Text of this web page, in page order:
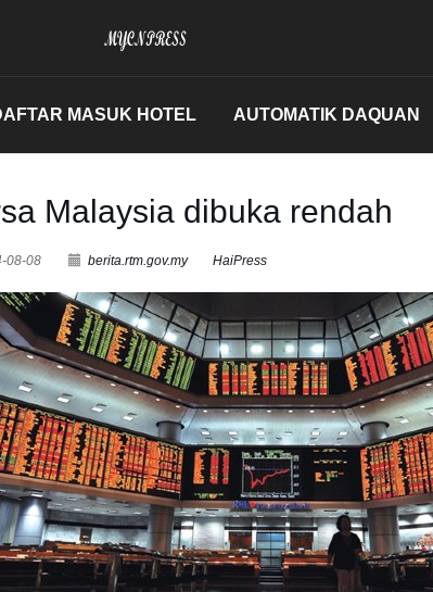
MASUK HOTEL AUTOMATIK DAQUAN
Malaysia dibuka rendah
08-08 berita.rtm.gov.my HaiPress